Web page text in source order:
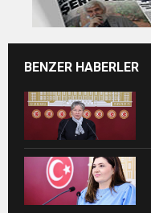
BENZER HABERLER